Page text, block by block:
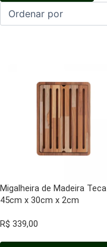
Migalheira de Madeira Teca
45cm x 30cm x 2cm
R$ 339,00